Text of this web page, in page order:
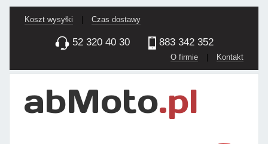
Koszt wysyłki Czas dostawy
52 320 40 30 883 342 352
O firmie | Kontakt